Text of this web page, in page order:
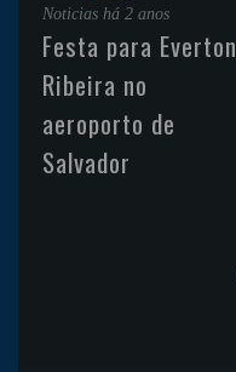
Noticias há 2 anos
Festa para Everton
Ribeira no
aeroporto de
Salvador